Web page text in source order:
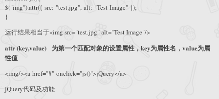
$("img").attr({ src: "test.jpg", alt: "Test Image" });
}
运行结果相当于<img src="test.jpg" alt="Test Image"/>
attr (key,value) 为第一个匹配对象的设置属性，key为属性名，value为属
性值
<img/><a href="#" onclick="js()">jQuery</a>
jQuery代码及功能